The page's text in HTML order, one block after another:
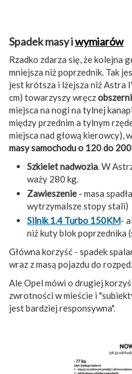
Spadek masy iwymiarów
Rzadko zdarza się, że kolejna
mniejsza niż poprzednik. Tak
jest krótsza i lżejsza niż Astra
cm) towarzyszy wręcz
miejsca na nogi na tylnej
między przednim a tylnym
miejsca nad głową kierowcy),
masy samochodu o 120 do
Szkielet nadwozia. W
waży 280 kg.
Zawieszenie - masa
wytrzymalsze stopy stali)
Silnik 1.4 Turbo 150KM-
niż kuty blok poprzednika
Główna korzyść - spadek
wraz z masą pojazdu do
Ale Opel mówi o drugiej
zwrotności w mieście i
jest bardziej responsywna".